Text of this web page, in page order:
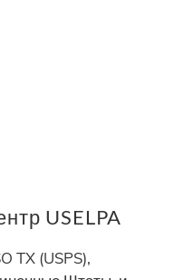
USELPA
TX (USPS),